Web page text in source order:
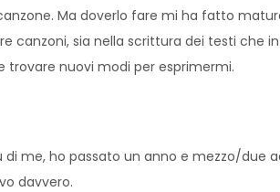
Ma doverlo fare mi ha fatto
canzoni, sia nella scrittura dei testi che
nuovi modi per esprimermi.
me, ho passato un anno e mezzo/due
davvero.